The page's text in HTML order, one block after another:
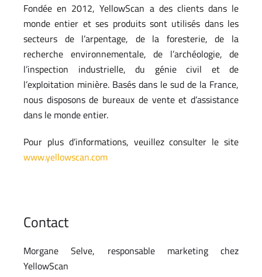
Fondée en 2012, YellowScan a des clients dans le
monde entier et ses produits sont utilisés dans les
secteurs de l’arpentage, de la foresterie, de la
recherche environnementale, de l’archéologie, de
l’inspection industrielle, du génie civil et de
l’exploitation minière. Basés dans le sud de la France,
nous disposons de bureaux de vente et d’assistance
dans le monde entier.
Pour plus d’informations, veuillez consulter le site
www.yellowscan.com
Contact
Morgane Selve, responsable marketing chez
YellowScan